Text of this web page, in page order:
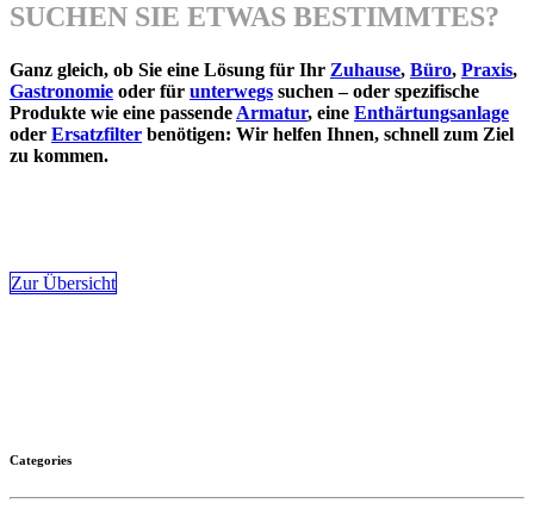
SUCHEN SIE ETWAS BESTIMMTES?
Ganz gleich, ob Sie eine Lösung für Ihr Zuhause, Büro, Praxis,
Gastronomie oder für unterwegs suchen – oder spezifische
Produkte wie eine passende Armatur, eine Enthärtungsanlage
oder Ersatzfilter benötigen: Wir helfen Ihnen, schnell zum Ziel
zu kommen.
Zur Übersicht
Categories